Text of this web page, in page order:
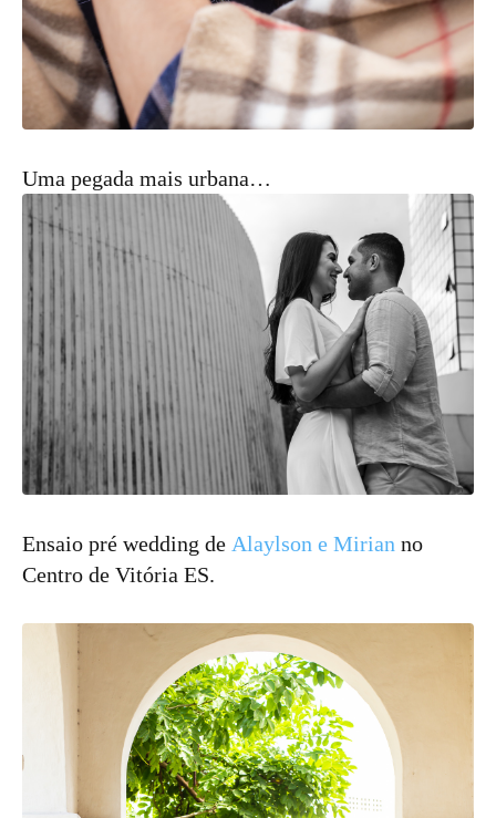
Uma pegada mais urbana…
Ensaio pré wedding de Alaylson e Mirian no
Centro de Vitória ES.